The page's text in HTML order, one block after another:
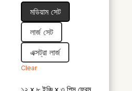
৳ 3,780.00মডিয়াম সেট
লার্জ সেট
এক্সট্রা লার্জ
Clear